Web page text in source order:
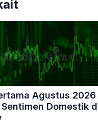
Agustus
Domestik